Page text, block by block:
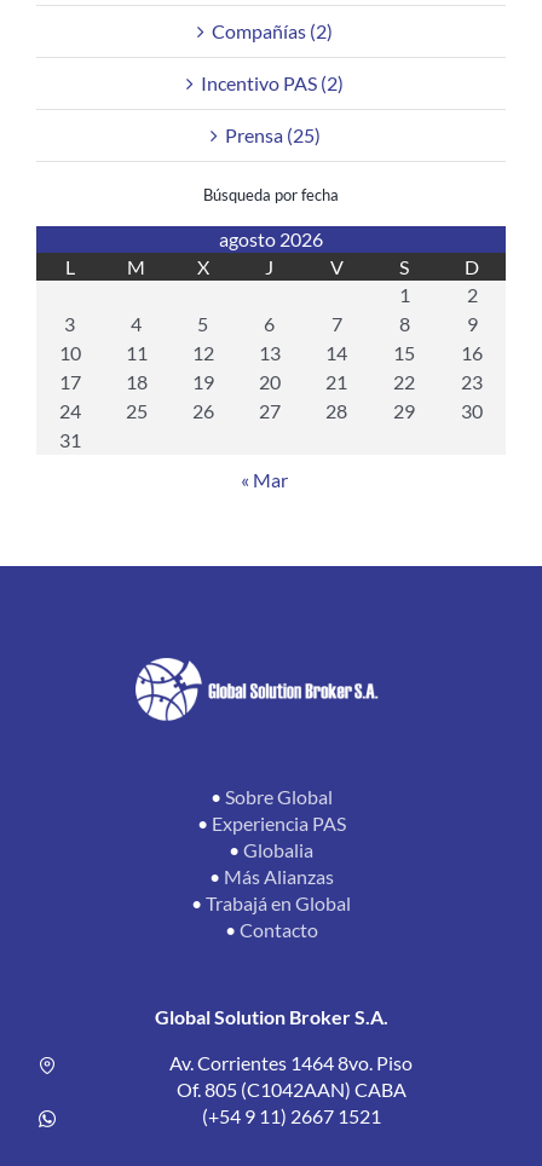
Compañías (2)
Incentivo PAS (2)
Prensa (25)
Búsqueda por fecha
agosto 2026
L
M X J V S
D
1
2
3
4 5 6 7 8
9
10
11 12 13 14 15
16
17
18 19 20 21 22
23
24
25 26 27 28 29
30
31
« Mar
• Sobre Global
• Experiencia PAS
• Globalia
• Más Alianzas
• Trabajá en Global
• Contacto
Global Solution Broker S.A.
Av. Corrientes 1464 8vo. Piso
Of. 805 (C1042AAN) CABA
(+54 9 11) 2667 1521